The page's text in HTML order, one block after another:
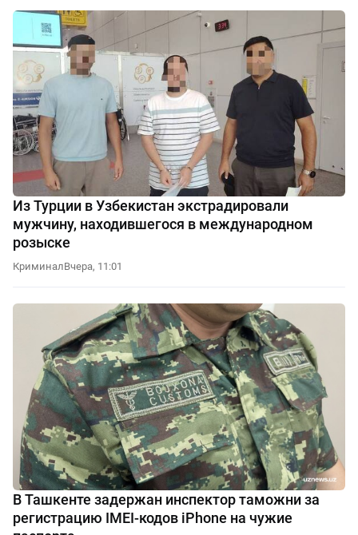
Из Турции в Узбекистан экстрадировали
мужчину, находившегося в международном
розыске
КриминалВчера, 11:01
В Ташкенте задержан инспектор таможни за
регистрацию IMEI-кодов iPhone на чужие